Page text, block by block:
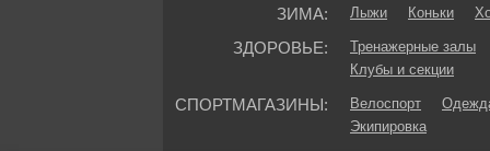
ЗИМА: Лыжи Коньки
ЗДОРОВЬЕ:
Тренажерные залы
Клубы и секции
СПОРТМАГАЗИНЫ: Велоспорт
Экипировка